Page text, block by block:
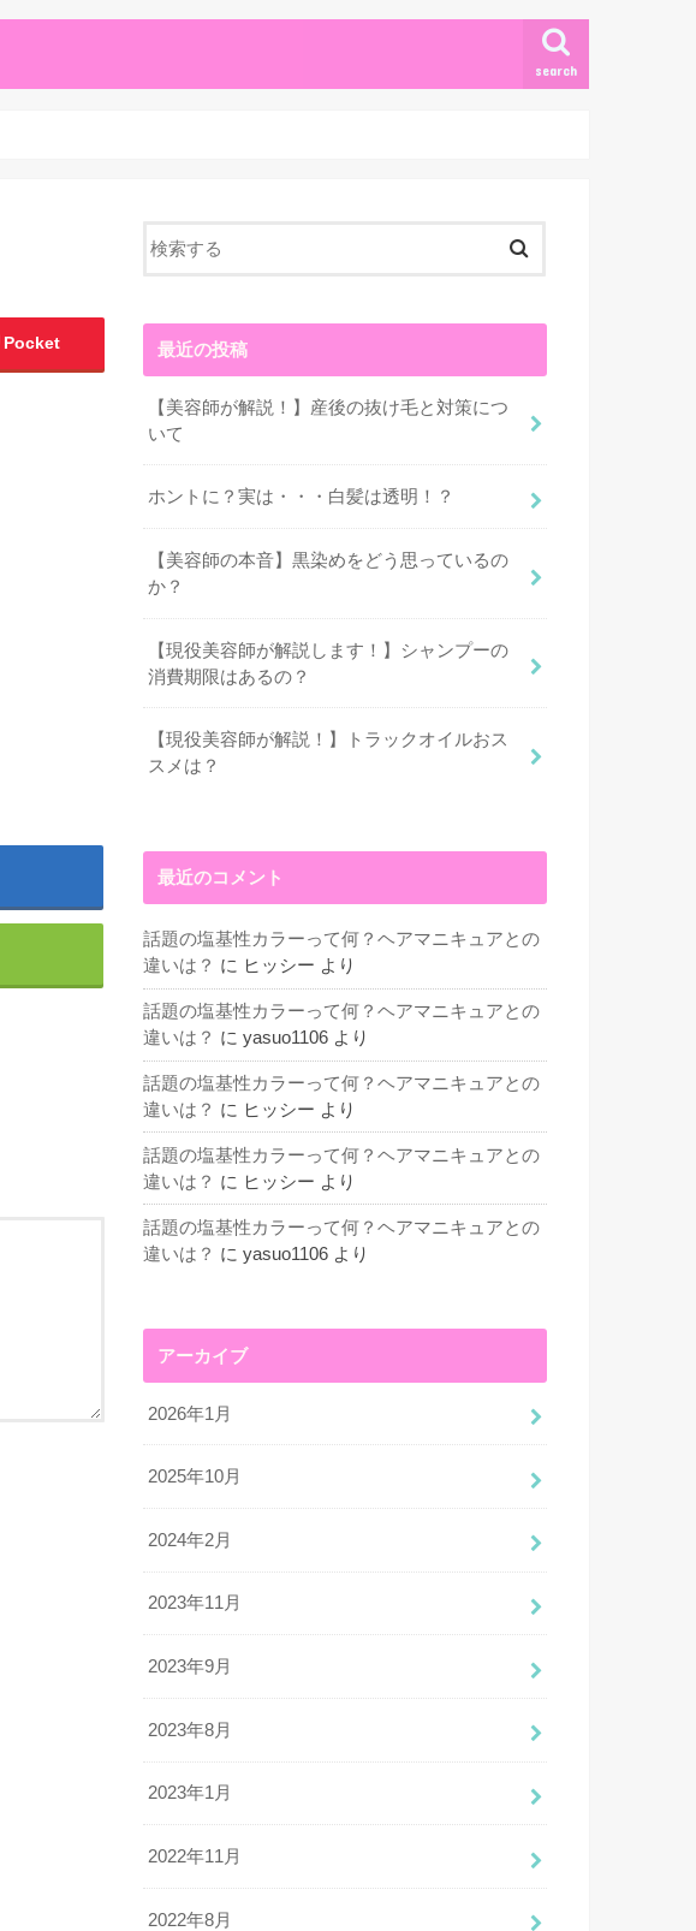
search
Pocket 最近の投稿
【美容師が解説！】産後の抜け毛と対策につ
いて
ホントに？実は・・・白髪は透明！？
【美容師の本音】黒染めをどう思っているの
か？
【現役美容師が解説します！】シャンプーの
消費期限はあるの？
【現役美容師が解説！】トラックオイルおス
スメは？
最近のコメント
話題の塩基性カラーって何？ヘアマニキュアとの
違いは？ に ヒッシー より
話題の塩基性カラーって何？ヘアマニキュアとの
違いは？ に yasuo1106 より
話題の塩基性カラーって何？ヘアマニキュアとの
違いは？ に ヒッシー より
話題の塩基性カラーって何？ヘアマニキュアとの
違いは？ に ヒッシー より
話題の塩基性カラーって何？ヘアマニキュアとの
違いは？ に yasuo1106 より
アーカイブ
2026年1月
2025年10月
2024年2月
2023年11月
2023年9月
2023年8月
2023年1月
2022年11月
2022年8月